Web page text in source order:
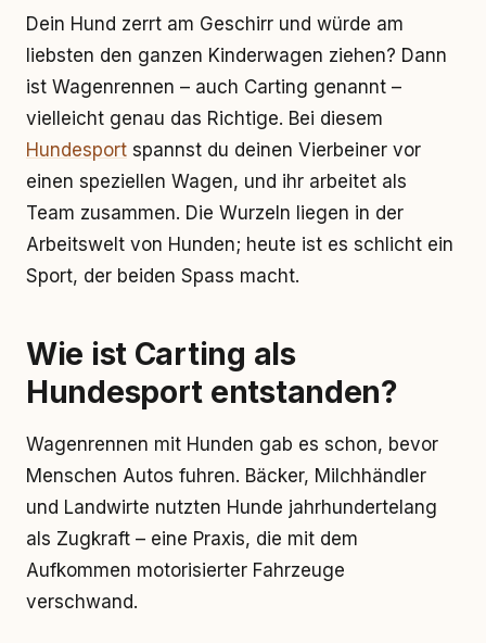
Dein Hund zerrt am Geschirr und würde am
liebsten den ganzen Kinderwagen ziehen? Dann
ist Wagenrennen – auch Carting genannt –
vielleicht genau das Richtige. Bei diesem
Hundesport spannst du deinen Vierbeiner vor
einen speziellen Wagen, und ihr arbeitet als
Team zusammen. Die Wurzeln liegen in der
Arbeitswelt von Hunden; heute ist es schlicht ein
Sport, der beiden Spass macht.
Wie ist Carting als
Hundesport entstanden?
Wagenrennen mit Hunden gab es schon, bevor
Menschen Autos fuhren. Bäcker, Milchhändler
und Landwirte nutzten Hunde jahrhundertelang
als Zugkraft – eine Praxis, die mit dem
Aufkommen motorisierter Fahrzeuge
verschwand.